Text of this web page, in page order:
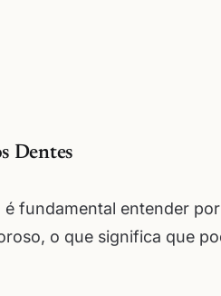
Dentes
fundamental entender
o que significa que